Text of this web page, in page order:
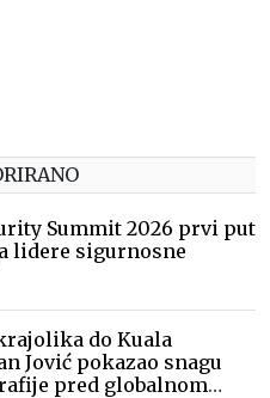
Summit 2026 prvi put
lidere sigurnosne
do Kuala
Jović pokazao snagu
pred globalnom